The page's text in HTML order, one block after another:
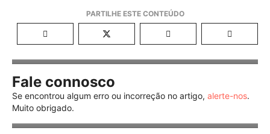
Fale connosco
Se encontrou algum erro ou incorreção no artigo, alerte-nos.
Muito obrigado.